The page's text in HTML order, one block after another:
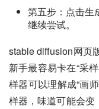
第五步：点击生
继续尝试。
stable diffusion网页
新手最容易卡在“采
样器可以理解成“画
样器，味道可能会变